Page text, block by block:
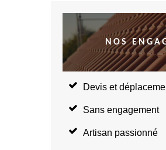
NOS
Devis et
Sans engagement
Artisan passionné